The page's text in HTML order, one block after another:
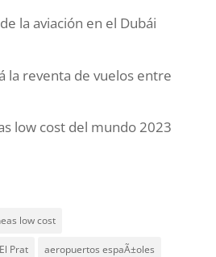
la aviación en el Dubái
la reventa de vuelos entre
low cost del mundo 2023
low cost
Prat aeropuertos espaÃ±oles